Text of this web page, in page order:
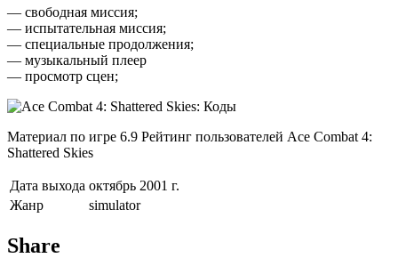
— свободная миссия;
— испытательная миссия;
— специальные продолжения;
— музыкальный плеер
— просмотр сцен;
Материал по игре 6.9 Рейтинг пользователей Ace Combat 4:
Shattered Skies
Дата выхода октябрь 2001 г.
Жанр
simulator
Share